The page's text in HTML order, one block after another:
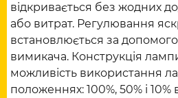
відкривається без жодних
або витрат. Регулювання
встановлюється за
вимикача. Конструкція
можливість використання
положеннях: 100%, 50% і 10%